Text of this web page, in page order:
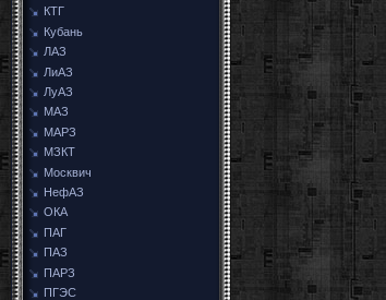
КТГ
Кубань
ЛАЗ
ЛиАЗ
ЛуАЗ
МАЗ
МАРЗ
МЗКТ
Москвич
НефАЗ
ОКА
ПАГ
ПАЗ
ПАРЗ
ПГЭС